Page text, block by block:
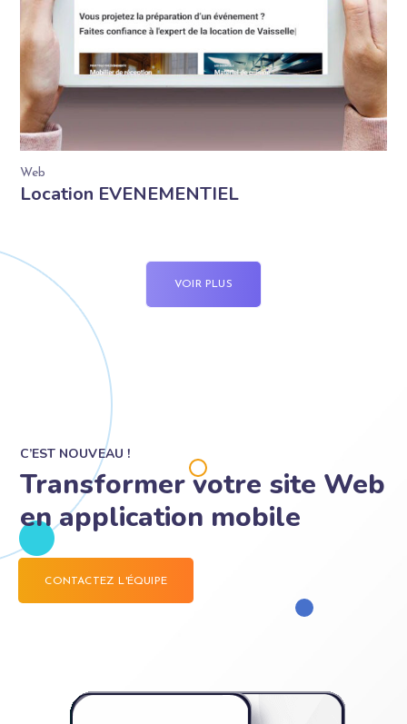
Location EVENEMENTIEL
Web
VOIR PLUS
C’EST NOUVEAU !
Transformer votre site Web
en application mobile
CONTACTEZ L'ÉQUIPE